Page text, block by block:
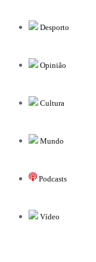
Desporto
Opinião
Cultura
Mundo
Podcasts
Vídeo